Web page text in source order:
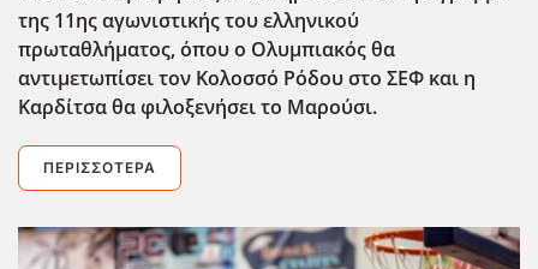
της 11ης αγωνιστικής του ελληνικού
πρωταθλήματος, όπου ο Ολυμπιακός θα
αντιμετωπίσει τον Κολοσσό Ρόδου στο ΣΕΦ και η
Καρδίτσα θα φιλοξενήσει το Μαρούσι.
ΠΕΡΙΣΣΌΤΕΡΑ